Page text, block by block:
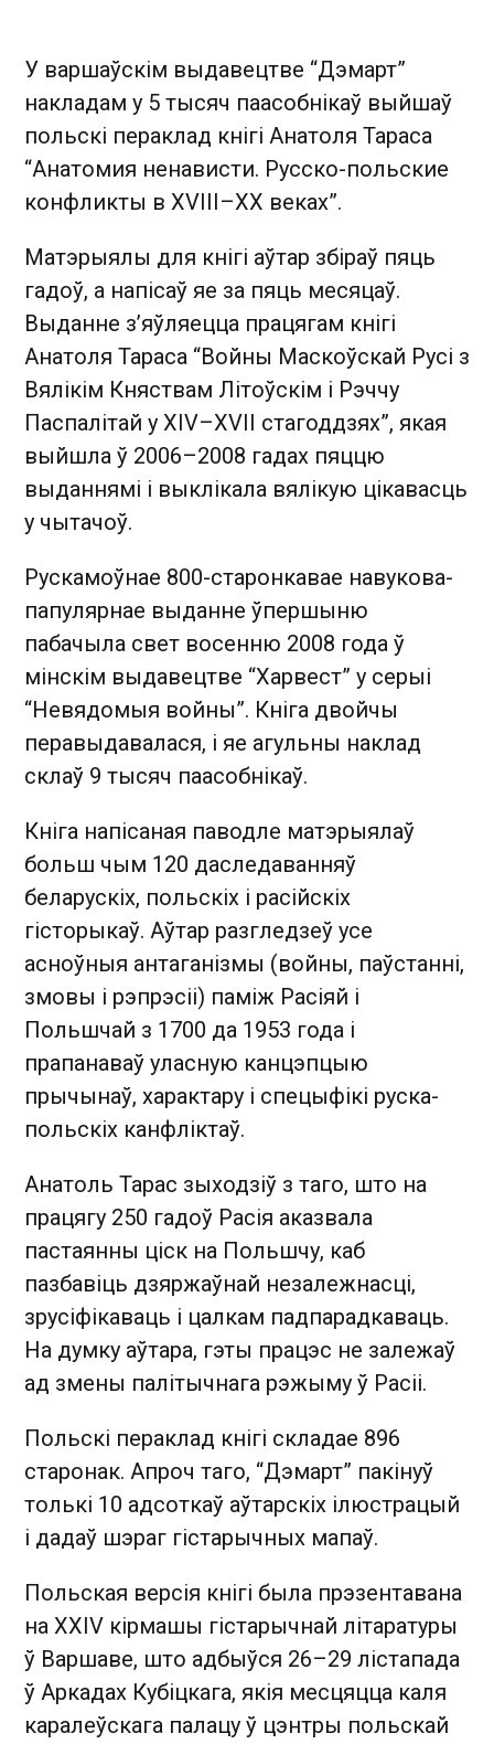
У варшаўскім выдавецтве “Дэмарт”
накладам у 5 тысяч паасобнікаў выйшаў
польскі пераклад кнігі Анатоля Тараса
“Анатомия ненависти. Русско-польские
конфликты в XVIII–XX веках”.
Матэрыялы для кнігі аўтар збіраў пяць
гадоў, а напісаў яе за пяць месяцаў.
Выданне з’яўляецца працягам кнігі
Анатоля Тараса “Войны Маскоўскай Русі з
Вялікім Княствам Літоўскім і Рэччу
Паспалітай у XIV–XVII стагоддзях”, якая
выйшла ў 2006–2008 гадах пяццю
выданнямі і выклікала вялікую цікавасць
у чытачоў.
Рускамоўнае 800-старонкавае навукова-
папулярнае выданне ўпершыню
пабачыла свет восенню 2008 года ў
мінскім выдавецтве “Харвест” у серыі
“Невядомыя войны”. Кніга двойчы
перавыдавалася, і яе агульны наклад
склаў 9 тысяч паасобнікаў.
Кніга напісаная паводле матэрыялаў
больш чым 120 даследаванняў
беларускіх, польскіх і расійскіх
гісторыкаў. Аўтар разгледзеў усе
асноўныя антаганізмы (войны, паўстанні,
змовы і рэпрэсіі) паміж Расіяй і
Польшчай з 1700 да 1953 года і
прапанаваў уласную канцэпцыю
прычынаў, характару і спецыфікі руска-
польскіх канфліктаў.
Анатоль Тарас зыходзіў з таго, што на
працягу 250 гадоў Расія аказвала
пастаянны ціск на Польшчу, каб
пазбавіць дзяржаўнай незалежнасці,
зрусіфікаваць і цалкам падпарадкаваць.
На думку аўтара, гэты працэс не залежаў
ад змены палітычнага рэжыму ў Расіі.
Польскі пераклад кнігі складае 896
старонак. Апроч таго, “Дэмарт” пакінуў
толькі 10 адсоткаў аўтарскіх ілюстрацый
і дадаў шэраг гістарычных мапаў.
Польская версія кнігі была прэзентавана
на XXIV кірмашы гістарычнай літаратуры
ў Варшаве, што адбыўся 26–29 лістапада
ў Аркадах Кубіцкага, якія месцяцца каля
каралеўскага палацу ў цэнтры польскай